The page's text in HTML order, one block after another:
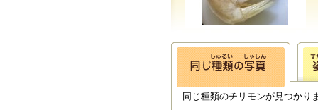
同じ種類のチリモンが見つかり